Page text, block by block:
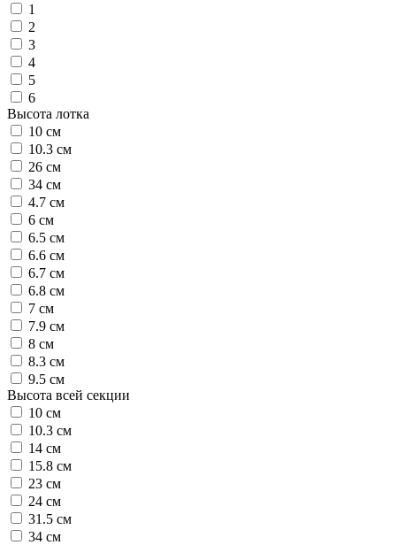
1
2
3
4
5
6
Высота лотка
10 см
10.3 см
26 см
34 см
4.7 см
6 см
6.5 см
6.6 см
6.7 см
6.8 см
7 см
7.9 см
8 см
8.3 см
9.5 см
Высота всей секции
10 см
10.3 см
14 см
15.8 см
23 см
24 см
31.5 см
34 см